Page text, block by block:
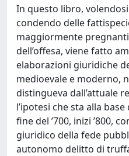
In questo libro,
condendo delle
maggiormente
dell’offesa, viene fatto
elaborazioni giuridiche
medioevale e moderno,
distingueva dall’attuale
l’ipotesi che sta alla
fine del ’700, inizi ’800,
giuridico della fede
autonomo delitto di